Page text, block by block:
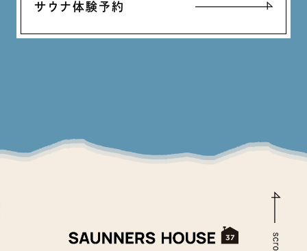
サウナ体験予約